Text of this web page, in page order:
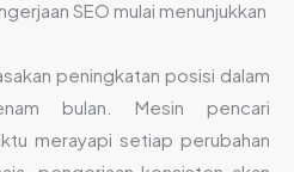
SEO mulai menunjukkan
peningkatan posisi dalam
bulan. Mesin pencari
merayapi setiap perubahan